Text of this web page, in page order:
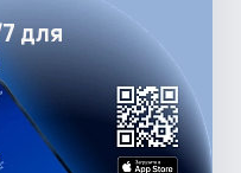
для